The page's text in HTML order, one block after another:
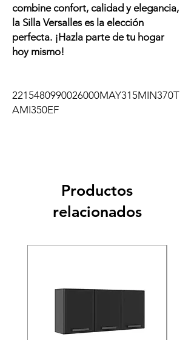
combine confort, calidad y elegancia,
la Silla Versalles es la elección
perfecta. ¡Hazla parte de tu hogar
hoy mismo!
2215480990026000MAY315MIN370T
AMI350EF
Productos
relacionados